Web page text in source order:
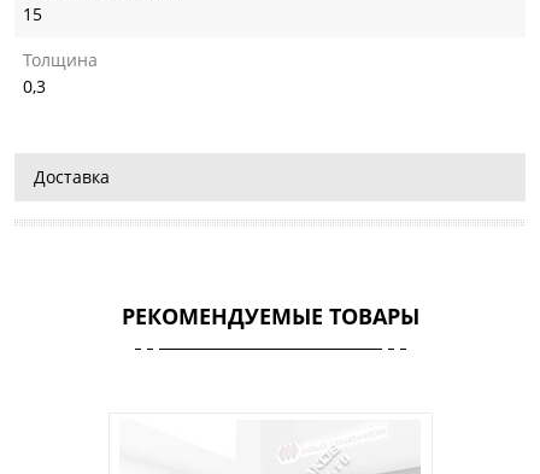
15
Толщина
0,3
Доставка
РЕКОМЕНДУЕМЫЕ ТОВАРЫ